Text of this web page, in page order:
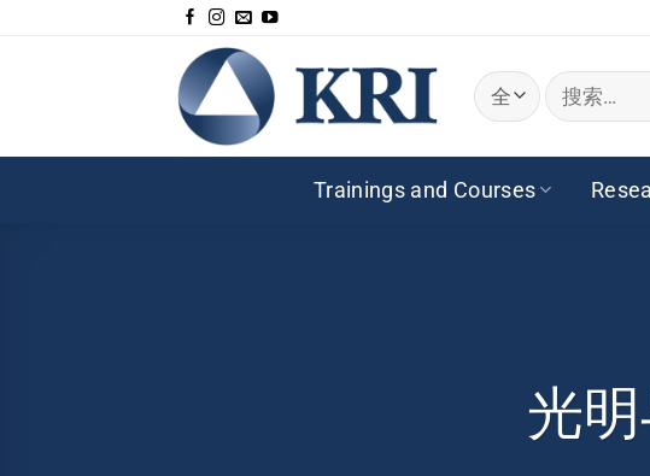
搜
索：
Trainings and Courses
光